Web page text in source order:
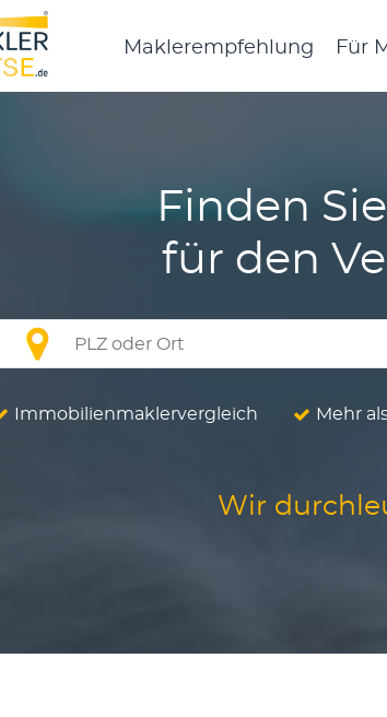
Main
Maklerempfehlung Für
Finden
für den
plz_ort_autocomplete
Wir
Immobilienmaklervergleich Mehr